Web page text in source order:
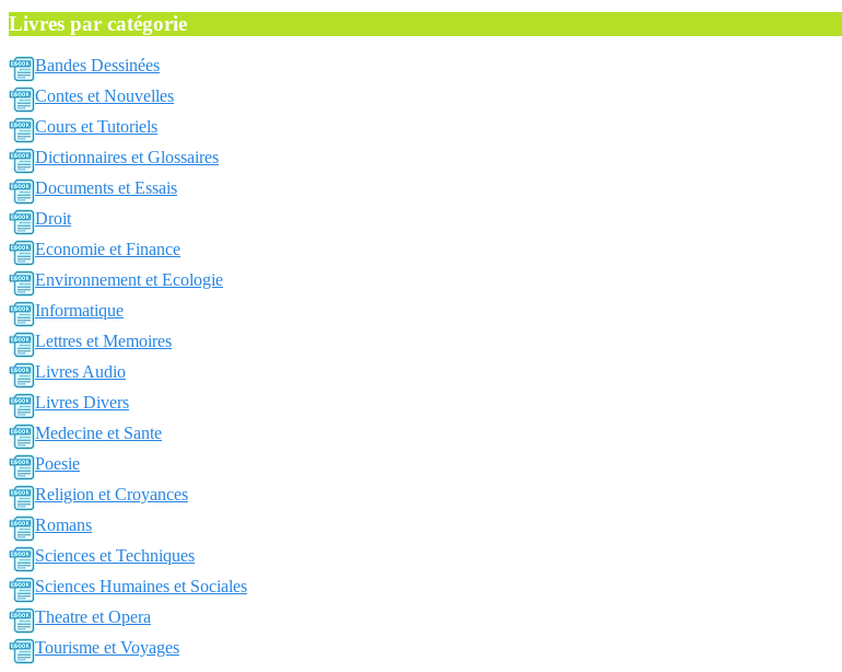
Livres par catégorie
Bandes Dessinées
Contes et Nouvelles
Cours et Tutoriels
Dictionnaires et Glossaires
Documents et Essais
Droit
Economie et Finance
Environnement et Ecologie
Informatique
Lettres et Memoires
Livres Audio
Livres Divers
Medecine et Sante
Poesie
Religion et Croyances
Romans
Sciences et Techniques
Sciences Humaines et Sociales
Theatre et Opera
Tourisme et Voyages